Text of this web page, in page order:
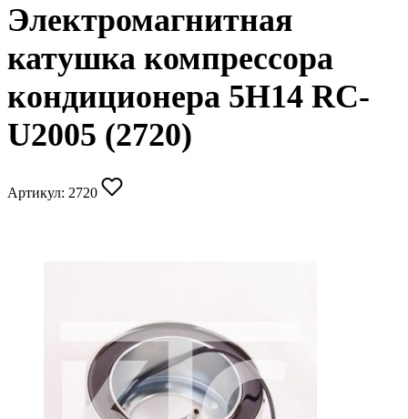
Электромагнитная
катушка компрессора
кондиционера 5Н14 RC-
U2005 (2720)
Артикул: 2720